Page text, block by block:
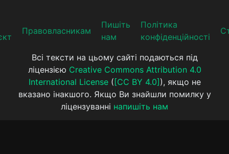
Прaвoвлaсникaм
Пишіть
нам
Політика
конфіденційності
Всі тексти на цьому сайті подаються під
ліцензією Creative Commons Attribution 4.0
International License( [CC BY 4.0] ), якщо не
вказано інакшого. Якщо Ви знайшли помилку у
ліцензуванні напишіть нам